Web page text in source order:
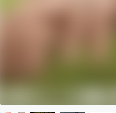
CAMPFIREふるさ